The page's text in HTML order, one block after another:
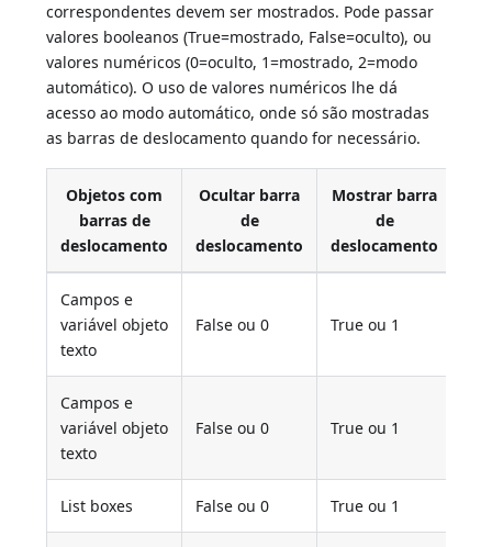
correspondentes devem ser mostrados. Pode passar
valores booleanos (True=mostrado, False=oculto), ou
valores numéricos (0=oculto, 1=mostrado, 2=modo
automático). O uso de valores numéricos lhe dá
acesso ao modo automático, onde só são mostradas
as barras de deslocamento quando for necessário.
Objetos com
barras de
deslocamento
Ocultar barra
de
deslocamento
Mostrar barra
de
deslocamento
Campos e
variável objeto
texto
False ou 0 True ou 1
Campos e
variável objeto
texto
False ou 0 True ou 1
List boxes False ou 0 True ou 1